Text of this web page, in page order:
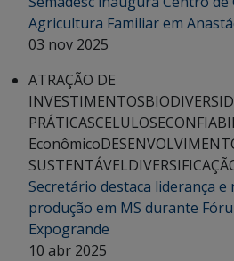
Agricultura Familiar em
03 nov 2025
ATRAÇÃO DE
INVESTIMENTOS
PRÁTICASCELULOSE
Econômico
SUSTENTÁVEL
Secretário destaca liderança e
produção em MS durante
Expogrande
10 abr 2025